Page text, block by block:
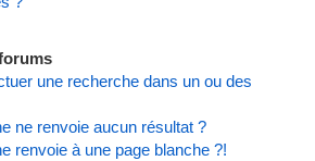
une recherche dans un ou des
ne renvoie aucun résultat ?
renvoie à une page blanche ?!